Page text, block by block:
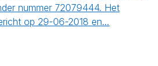
nummer 72079444. Het
op 29-06-2018 en…